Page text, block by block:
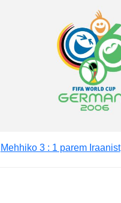
Mehhiko 3 : 1 parem Iraanist